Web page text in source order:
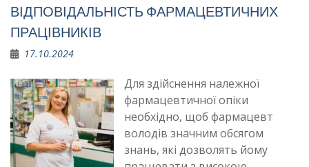
ВІДПОВІДАЛЬНІСТЬ ФАРМАЦЕВТИЧНИХ
ПРАЦІВНИКІВ
17.10.2024
Для здійснення належної
фармацевтичної опіки
необхідно, щоб фармацевт
володів значним обсягом
знань, які дозволять йому